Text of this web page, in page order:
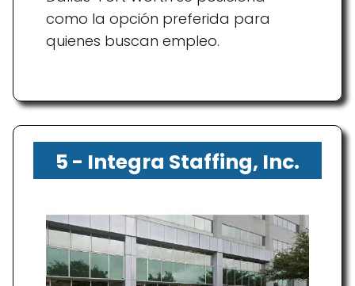
como la opción preferida para
quienes buscan empleo.
5 - Integra Staffing, Inc.